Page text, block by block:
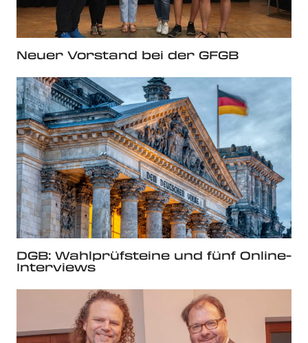
Neuer Vorstand bei der GFGB
DGB: Wahlprüfsteine und fünf Online-
Interviews